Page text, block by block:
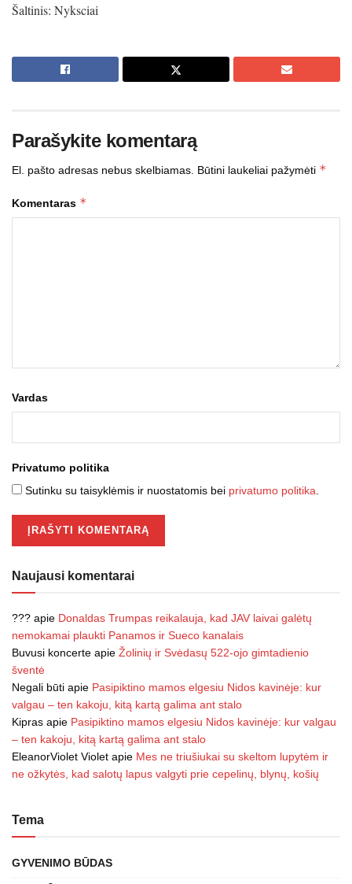
Šaltinis: Nyksciai
Parašykite komentarą
El. pašto adresas nebus skelbiamas. Būtini laukeliai pažymėti *
Komentaras *
Vardas
Privatumo politika
Sutinku su taisyklėmis ir nuostatomis bei privatumo politika
Naujausi komentarai
??? apie Donaldas Trumpas reikalauja, kad JAV laivai galėtų
nemokamai plaukti Panamos ir Sueco kanalais
Buvusi koncerte apie Žolinių ir Svėdasų 522-ojo gimtadienio
šventė
Negali būti apie Pasipiktino mamos elgesiu Nidos kavinėje: kur
valgau – ten kakoju, kitą kartą galima ant stalo
Kipras apie Pasipiktino mamos elgesiu Nidos kavinėje: kur valgau
– ten kakoju, kitą kartą galima ant stalo
EleanorViolet Violet apie Mes ne triušiukai su skeltom lupytėm ir
ne ožkytės, kad salotų lapus valgyti prie cepelinų, blynų, košių
Tema
GYVENIMO BŪDAS